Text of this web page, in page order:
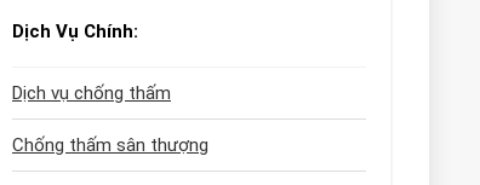
Dịch Vụ Chính:
Dịch vụ chống thấm
Chống thấm sân thượng